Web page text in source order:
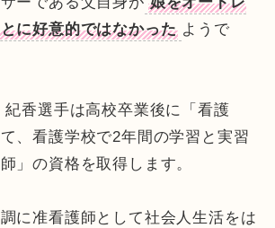
に好意的ではなかった ようで
香選手は高校卒業後に「看護
、看護学校で2年間の学習と実習
」の資格を取得します。
に准看護師として社会人生活をは